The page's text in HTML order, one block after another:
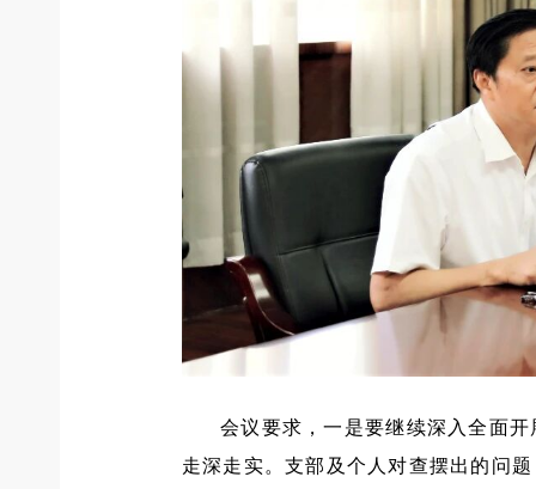
会议要求，一是要继续深入全面
走深走实。支部及个人对查摆出的问